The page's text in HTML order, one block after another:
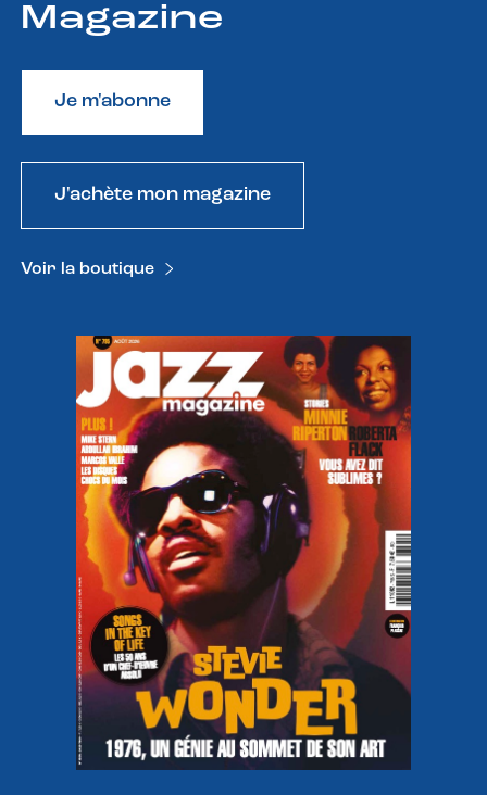
Magazine
Je m'abonne
J'achète mon magazine
Voir la boutique